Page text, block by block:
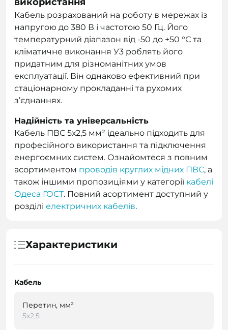
Кабель розрахований на роботу в мережах із
напругою до 380 В і частотою 50 Гц. Його
температурний діапазон від -50 до +50 °С та
кліматичне виконання У3 роблять його
придатним для різноманітних умов
експлуатації. Він однаково ефективний при
стаціонарному прокладанні та рухомих
з’єднаннях.
Надійність та універсальність
Кабель ПВС 5х2,5 мм² ідеально підходить для
професійного використання та підключення
енергоємних систем. Ознайомтеся з повним
асортиментом проводів круглих мідних ПВС, а
також іншими пропозиціями у категорії кабелі
Одеса ГОСТ. Повний асортимент доступний у
розділі електричних кабелів.
Характеристики
Кабель
Перетин, мм²
5х2,5